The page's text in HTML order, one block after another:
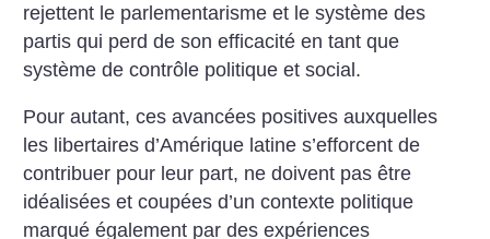
rejettent le parlementarisme et le système des
partis qui perd de son efficacité en tant que
système de contrôle politique et social.
Pour autant, ces avancées positives auxquelles
les libertaires d’Amérique latine s’efforcent de
contribuer pour leur part, ne doivent pas être
idéalisées et coupées d’un contexte politique
marqué également par des expériences